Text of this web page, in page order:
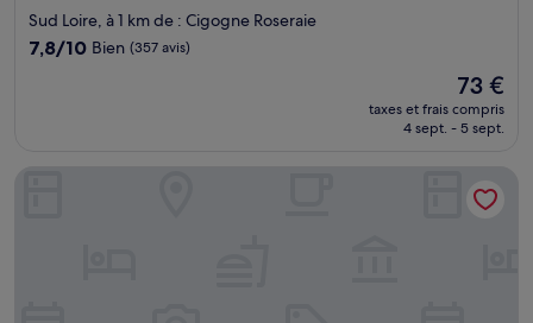
3.0 étoiles
Sud Loire, à 1 km de : Cigogne Roseraie
7.8
7,8/10 Bien (357 avis)
Le
nouveau
prix
de
73 €
73 €
taxes et frais compris
4 sept. - 5 sept.